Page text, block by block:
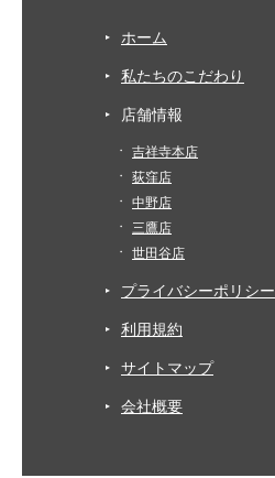
ホーム
私たちのこだわり
店舗情報
吉祥寺本店
荻窪店
中野店
三鷹店
世田谷店
プライバシーポリシー
利用規約
サイトマップ
会社概要